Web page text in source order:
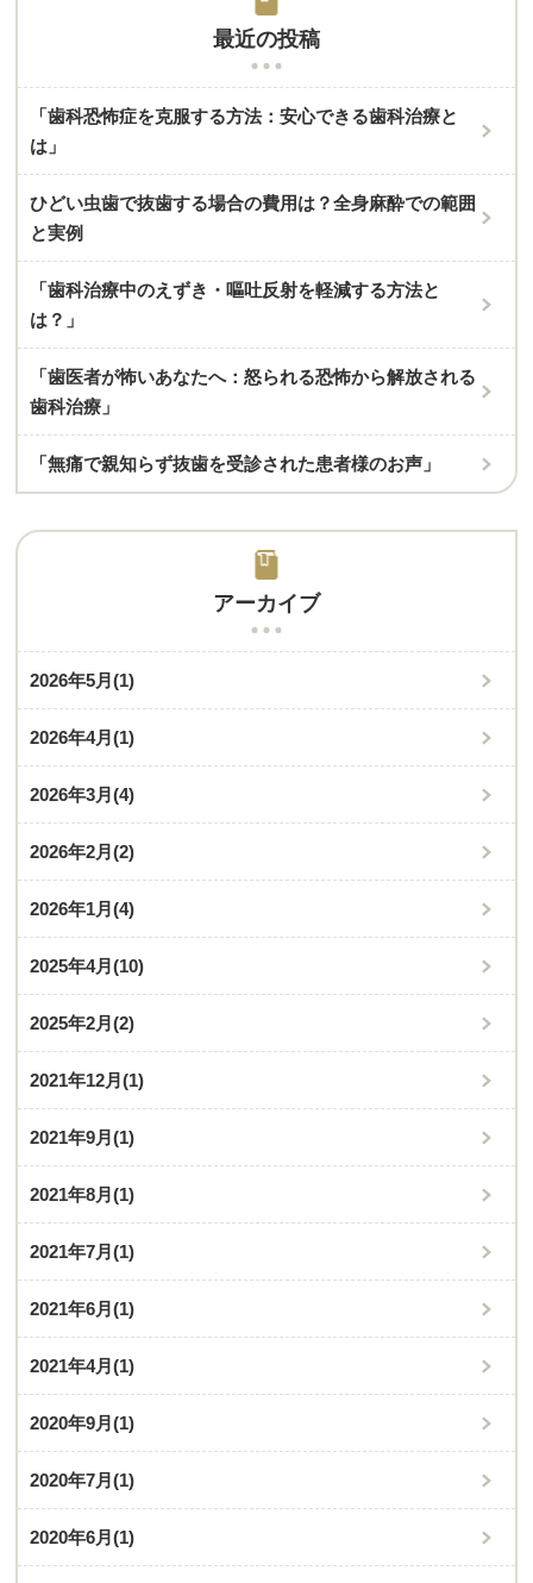
最近の投稿
「歯科恐怖症を克服する方法：安心できる歯科治療と
は」
ひどい虫歯で抜歯する場合の費用は？全身麻酔での範囲
と実例
「歯科治療中のえずき・嘔吐反射を軽減する方法と
は？」
「歯医者が怖いあなたへ：怒られる恐怖から解放される
歯科治療」
「無痛で親知らず抜歯を受診された患者様のお声」
アーカイブ
2026年5月(1)
2026年4月(1)
2026年3月(4)
2026年2月(2)
2026年1月(4)
2025年4月(10)
2025年2月(2)
2021年12月(1)
2021年9月(1)
2021年8月(1)
2021年7月(1)
2021年6月(1)
2021年4月(1)
2020年9月(1)
2020年7月(1)
2020年6月(1)